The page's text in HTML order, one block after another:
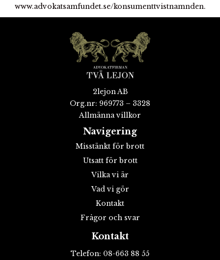
www.advokatsamfundet.se/konsumenttvistnamnden.
2lejon AB
Org.nr: 969773 – 3328
Allmänna villkor
Navigering
Misstänkt för brott
Utsatt för brott
Vilka vi är
Vad vi gör
Kontakt
Frågor och svar
Kontakt
Telefon: 08-663 88 55